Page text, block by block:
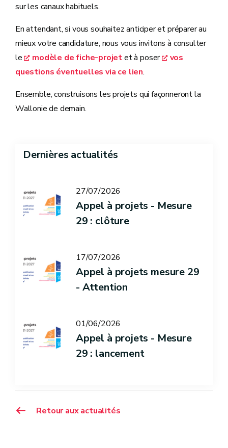
sur les canaux habituels.
En attendant, si vous souhaitez anticiper et préparer au
mieux votre candidature, nous vous invitons à consulter
le
modèle de fiche-projetet à poser
vos
questions éventuelles via ce lien.
Ensemble, construisons les projets qui façonneront la
Wallonie de demain.
Retour aux actualités
Dernières actualités
27/07/2026
Appel à projets - Mesure
29 : clôture
17/07/2026
Appel à projets mesure 29
- Attention
01/06/2026
Appel à projets - Mesure
29 : lancement